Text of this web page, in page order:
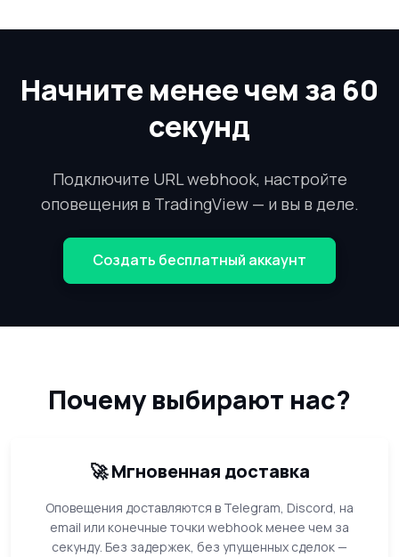
Начните менее чем за 60
секунд
Подключите URL webhook, настройте
оповещения в TradingView — и вы в деле.
Создать бесплатный аккаунт
Почему выбирают нас?
🚀 Мгновенная доставка
Оповещения доставляются в Telegram, Discord, на
email или конечные точки webhook менее чем за
секунду. Без задержек, без упущенных сделок —